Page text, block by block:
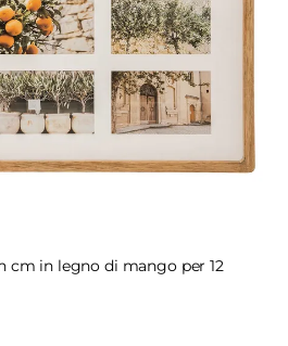
cm in legno di mango per 12